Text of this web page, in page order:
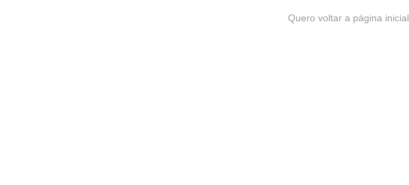
Quero voltar a página inicial